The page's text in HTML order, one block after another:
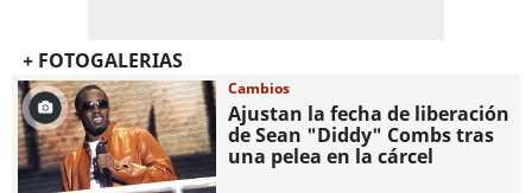
+ FOTOGALERIAS
Cambios
Ajustan la fecha de liberación
de Sean "Diddy" Combs tras
una pelea en la cárcel